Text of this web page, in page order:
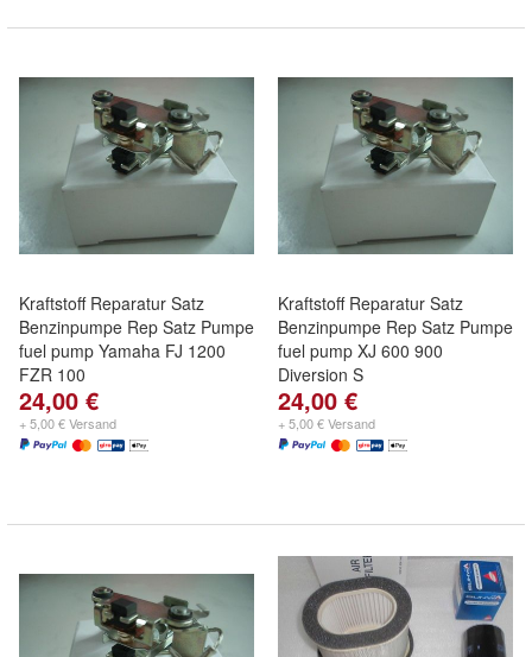
Kraftstoff Reparatur Satz
Benzinpumpe Rep Satz Pumpe
fuel pump Yamaha FJ 1200
FZR 100
24,00 €
+ 5,00 € Versand
Kraftstoff Reparatur Satz
Benzinpumpe Rep Satz Pumpe
fuel pump XJ 600 900
Diversion S
24,00 €
+ 5,00 € Versand